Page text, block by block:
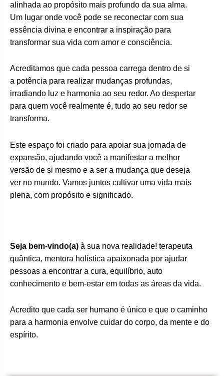
alinhada ao propósito mais profundo da sua alma.
Um lugar onde você pode se reconectar com sua
essência divina e encontrar a inspiração para
transformar sua vida com amor e consciência.
Acreditamos que cada pessoa carrega dentro de si
a potência para realizar mudanças profundas,
irradiando luz e harmonia ao seu redor. Ao despertar
para quem você realmente é, tudo ao seu redor se
transforma.
Este espaço foi criado para apoiar sua jornada de
expansão, ajudando você a manifestar a melhor
versão de si mesmo e a ser a mudança que deseja
ver no mundo. Vamos juntos cultivar uma vida mais
plena, com propósito e significado.
Seja bem-vindo(a) à sua nova realidade! terapeuta
quântica, mentora holística apaixonada por ajudar
pessoas a encontrar a cura, equilíbrio, auto
conhecimento e bem-estar em todas as áreas da vida.
Acredito que cada ser humano é único e que o caminho
para a harmonia envolve cuidar do corpo, da mente e do
espírito.